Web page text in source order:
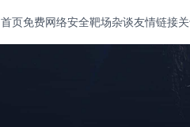
首页免费网络安全靶场杂谈友情链接